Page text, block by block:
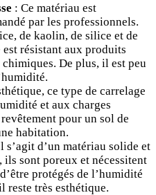
: Ce matériau est
par les professionnels.
de kaolin, de silice et de
résistant aux produits
De plus, il est peu
ce type de carrelage
et aux charges
pour un sol de
habitation.
s’agit d’un matériau solide et
ils sont poreux et nécessitent
protégés de l’humidité
reste très esthétique.